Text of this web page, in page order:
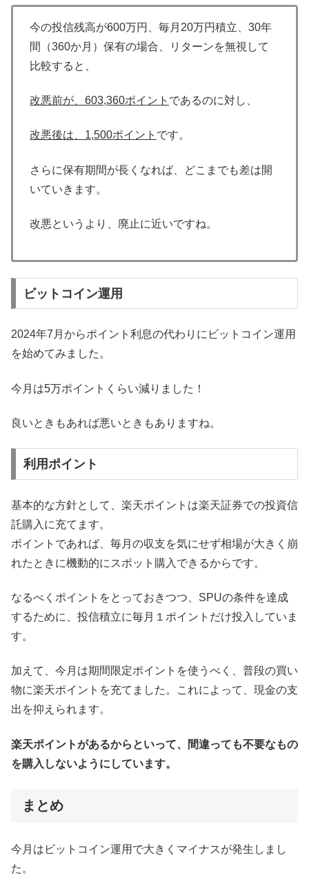
今の投信残高が600万円、毎月20万円積立、30年
間（360か月）保有の場合、リターンを無視して
比較すると、
改悪前が、603,360ポイント であるのに対し、
改悪後は、1,500ポイント です。
さらに保有期間が長くなれば、どこまでも差は開
いていきます。
改悪というより、廃止に近いですね。
ビットコイン運用
2024年7月からポイント利息の代わりにビットコイン運用
を始めてみました。
今月は5万ポイントくらい減りました！
良いときもあれば悪いときもありますね。
利用ポイント
基本的な方針として、楽天ポイントは楽天証券での投資信
託購入に充てます。
ポイントであれば、毎月の収支を気にせず相場が大きく崩
れたときに機動的にスポット購入できるからです。
なるべくポイントをとっておきつつ、SPUの条件を達成
するために、投信積立に毎月１ポイントだけ投入していま
す。
加えて、今月は期間限定ポイントを使うべく、普段の買い
物に楽天ポイントを充てました。これによって、現金の支
出を抑えられます。
楽天ポイントがあるからといって、間違っても不要なもの
を購入しないようにしています。
まとめ
今月はビットコイン運用で大きくマイナスが発生しまし
た。